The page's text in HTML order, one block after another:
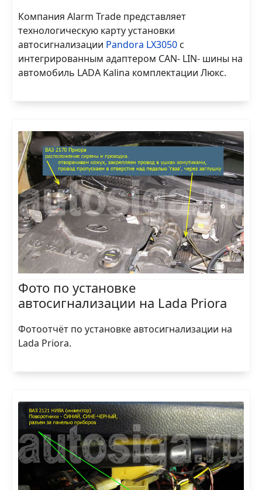
Компания Alarm Trade представляет
технологическую карту установки
автосигнализации Pandora LX3050 с
интегрированным адаптером CAN- LIN- шины на
автомобиль LADA Kalina комплектации Люкс.
Фото по установке
автосигнализации на Lada Priora
Фотоотчёт по установке автосигнализации на
Lada Priora.